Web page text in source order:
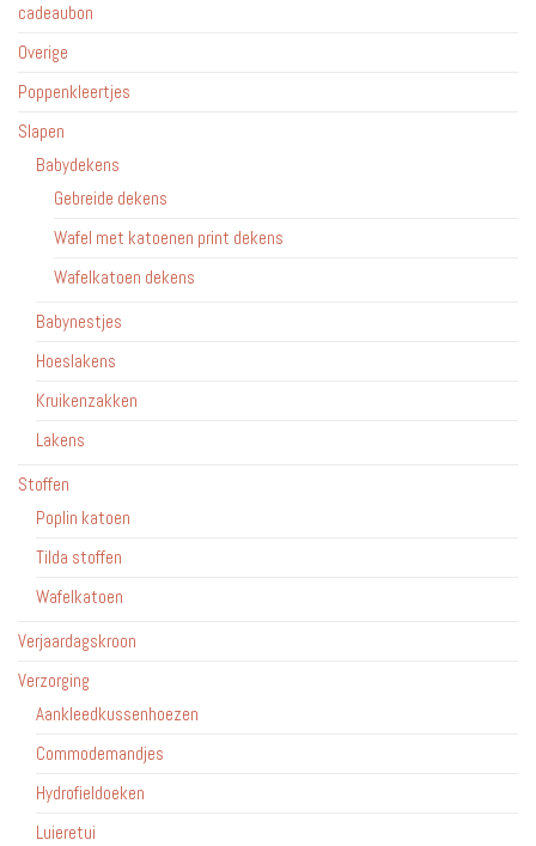
cadeaubon
Overige
Poppenkleertjes
Slapen
Babydekens
Gebreide dekens
Wafel met katoenen print dekens
Wafelkatoen dekens
Babynestjes
Hoeslakens
Kruikenzakken
Lakens
Stoffen
Poplin katoen
Tilda stoffen
Wafelkatoen
Verjaardagskroon
Verzorging
Aankleedkussenhoezen
Commodemandjes
Hydrofieldoeken
Luieretui